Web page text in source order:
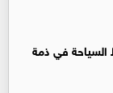
السياحة في ذمة